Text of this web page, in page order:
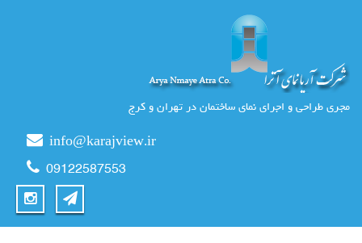
مجری طراحی و اجرای نمای ساختمان در تهران و کرج
info@karajview.ir
09122587553